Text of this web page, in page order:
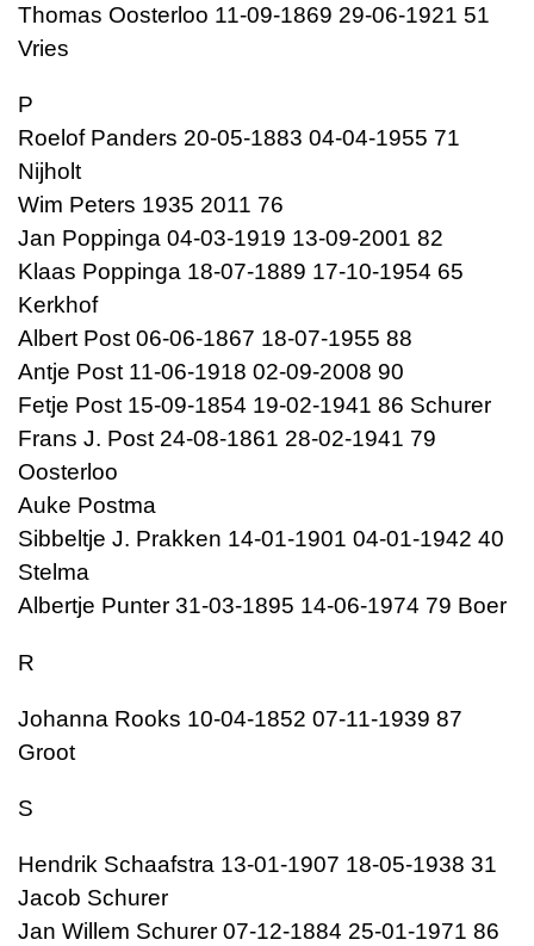
Thomas Oosterloo 11-09-1869 29-06-1921 51
Vries
P
Roelof Panders 20-05-1883 04-04-1955 71
Nijholt
Wim Peters 1935 2011 76
Jan Poppinga 04-03-1919 13-09-2001 82
Klaas Poppinga 18-07-1889 17-10-1954 65
Kerkhof
Albert Post 06-06-1867 18-07-1955 88
Antje Post 11-06-1918 02-09-2008 90
Fetje Post 15-09-1854 19-02-1941 86 Schurer
Frans J. Post 24-08-1861 28-02-1941 79
Oosterloo
Auke Postma
Sibbeltje J. Prakken 14-01-1901 04-01-1942 40
Stelma
Albertje Punter 31-03-1895 14-06-1974 79 Boer
R
Johanna Rooks 10-04-1852 07-11-1939 87
Groot
S
Hendrik Schaafstra 13-01-1907 18-05-1938 31
Jacob Schurer
Jan Willem Schurer 07-12-1884 25-01-1971 86